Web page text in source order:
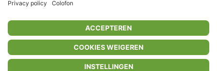
limango.de limango.pl
** Alle prijsopgaven zijn inclusief belasting en exclusief verzendkosten
ᵃ Bij een minimale bestelwaarde van €15.